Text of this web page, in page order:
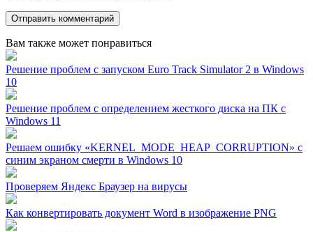
Вам также может понравиться
Решение проблем с запуском Euro Track Simulator 2 в Windows
10
Решение проблем с определением жесткого диска на ПК с
Windows 11
Решаем ошибку «KERNEL_MODE_HEAP_CORRUPTION» с
синим экраном смерти в Windows 10
Проверяем Яндекс Браузер на вирусы
Как конвертировать документ Word в изображение PNG